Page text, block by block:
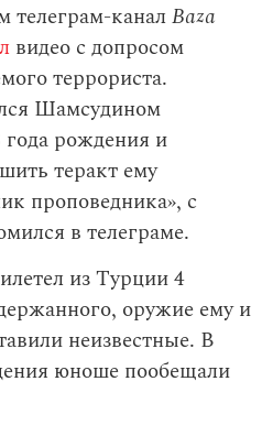
телеграм-каналBaza
видео с допросом
террориста.
Шамсудином
рождения и
теракт ему
проповедника», с
в телеграме.
из Турции 4
оружие ему и
неизвестные. В
юноше пообещали